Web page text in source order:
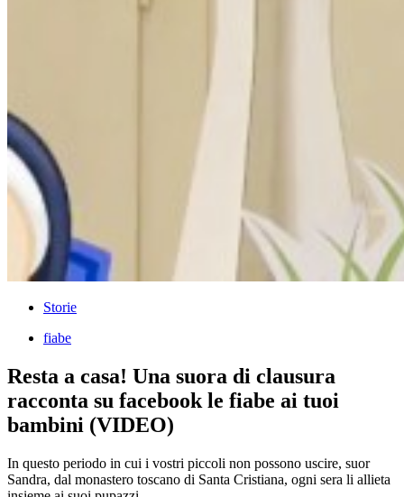
Storie
fiabe
Resta a casa! Una suora di clausura
racconta su facebook le fiabe ai tuoi
bambini (VIDEO)
In questo periodo in cui i vostri piccoli non possono uscire, suor
Sandra, dal monastero toscano di Santa Cristiana, ogni sera li allieta